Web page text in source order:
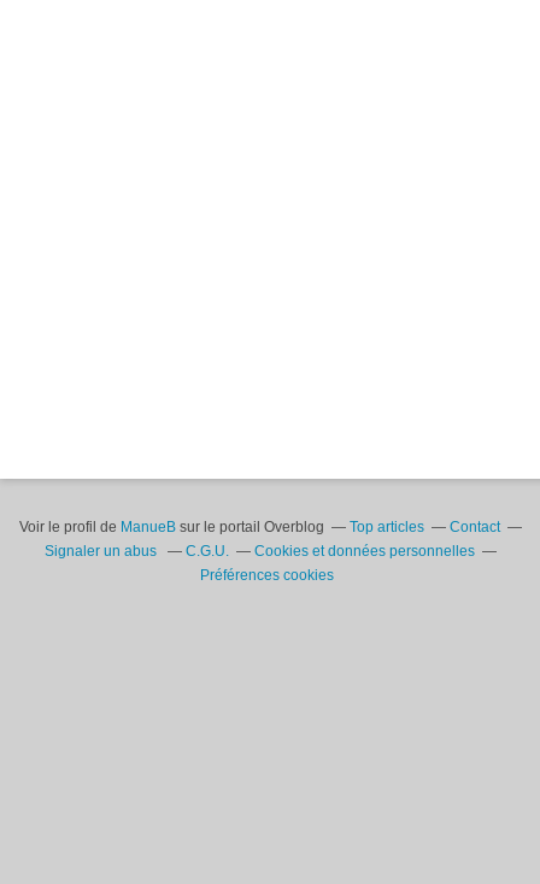
Voir le profil de ManueBsur le portail Overblog Top articles
Contact
Signaler un abus
C.G.U.
Cookies et données personnelles
Préférences cookies